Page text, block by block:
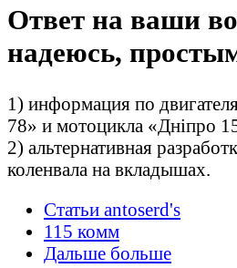
Ответ на ваши
надеюсь,
1) информация по
78» и мотоцикла «Дніпро
2) альтернативная
коленвала на вкладышах.
Статьи antoserd's
115 комм
Дальше больше